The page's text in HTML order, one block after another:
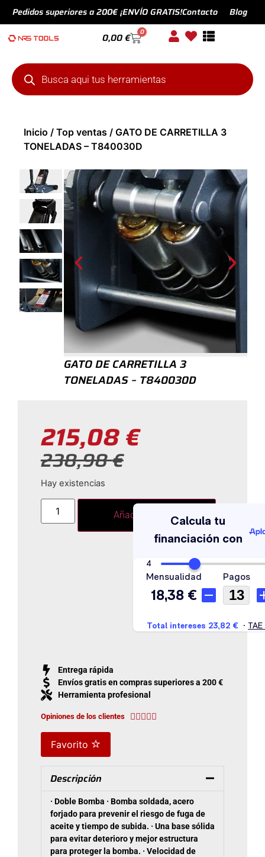
Pedidos superiores a 200€ ¡ENVÍO GRATIS! Blog
Contacto
0,00€ 0
Inicio / Top ventas / GATO DE CARRETILLA 3
TONELADAS – T840030D
GATO DE CARRETILLA 3
TONELADAS – T840030D
238,98€
215,08€
Hay existencias
Añadir al carrito
Entrega rápida
Envíos gratis en compras superiores a 200 €
Herramienta profesional
Opiniones de los clientes 
Favorito
Descripción
· Doble Bomba · Bomba soldada, acero
forjado para prevenir el riesgo de fuga de
aceite y tiempo de subida. · Una base sólida
para evitar deterioro y mejor estructura
para proteger la bomba. · Velocidad de